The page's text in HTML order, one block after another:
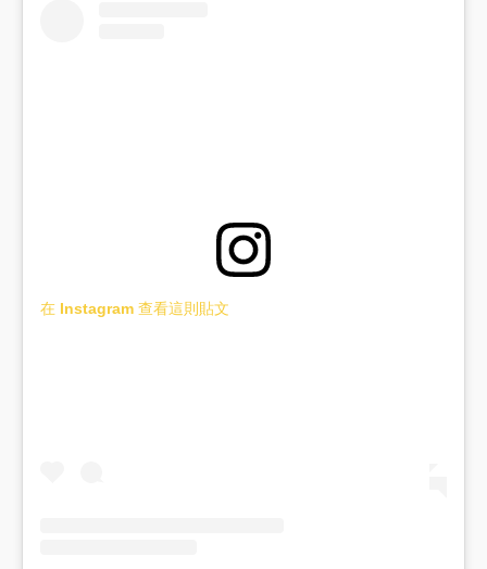
在 Instagram 查看這則貼文